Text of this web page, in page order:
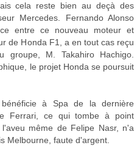
cela reste bien au deçà des
Mercedes. Fernando Alonso
entre ce nouveau moteur et
de Honda F1, a en tout cas reçu
groupe, M. Takahiro Hachigo.
le projet Honda se poursuit
à Spa de la dernière
Ferrari, ce qui tombe à point
même de Felipe Nasr, n'a
Melbourne, faute d'argent.